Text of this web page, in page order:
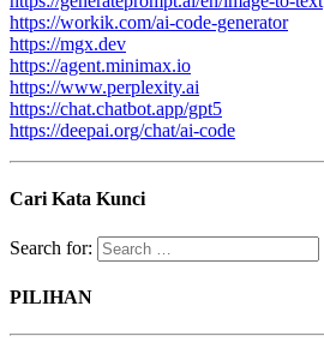
https://workik.com/ai-code-generator
https://mgx.dev
https://agent.minimax.io
https://www.perplexity.ai
https://chat.chatbot.app/gpt5
https://deepai.org/chat/ai-code
Cari Kata Kunci
Search for:
PILIHAN